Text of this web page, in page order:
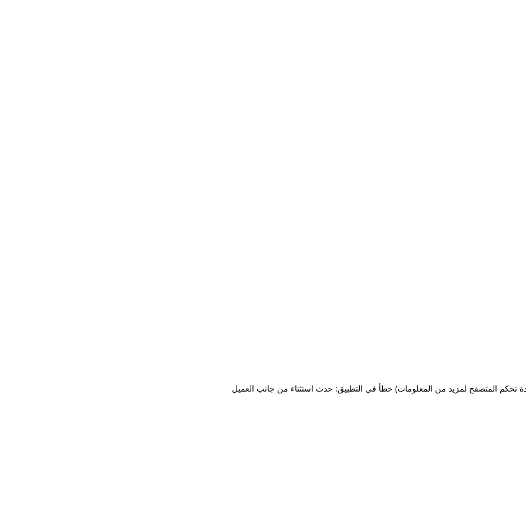
خطأ في التطبيق: حدث استثناء من جانب العميل تحكم المتصفح لمزيد من المعلومات)